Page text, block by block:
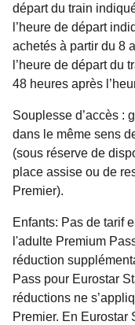
départ du train
l’heure de départ
achetés à partir du 8
l’heure de départ du
48 heures après
Souplesse d’accès :
dans le même sens
(sous réserve de
place assise ou de
Premier).
Enfants: Pas de tarif
l'adulte Premium
réduction
Pass pour Eurostar
réductions ne
Premier. En Eurostar